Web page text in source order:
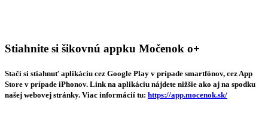
Stiahnite si šikovnú appku Močenok o+
Stačí si stiahnuť aplikáciu cez Google Play v prípade smartfónov, cez App
Store v prípade iPhonov. Link na aplikáciu nájdete nižšie ako aj na spodku
našej webovej stránky. Viac informácií tu: https://app.mocenok.sk/